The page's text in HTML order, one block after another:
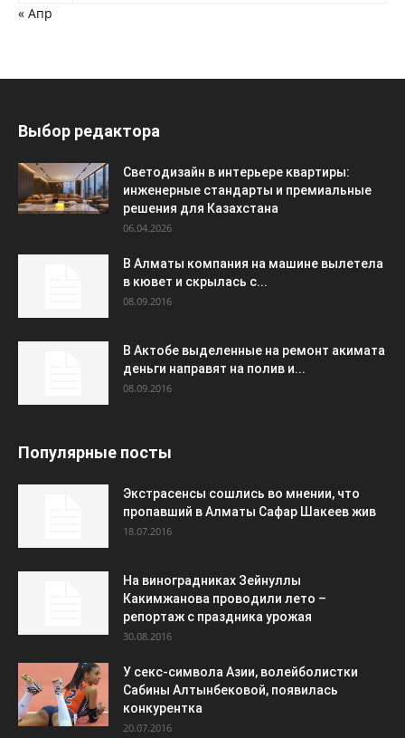
« Апр
Выбор редактора
Светодизайн в интерьере квартиры:
инженерные стандарты и премиальные
решения для Казахстана
06.04.2026
В Алматы компания на машине вылетела
в кювет и скрылась с...
08.09.2016
В Актобе выделенные на ремонт акимата
деньги направят на полив и...
08.09.2016
Популярные посты
Экстрасенсы сошлись во мнении, что
пропавший в Алматы Сафар Шакеев жив
18.07.2016
На виноградниках Зейнуллы
Какимжанова проводили лето –
репортаж с праздника урожая
30.08.2016
У секс-символа Азии, волейболистки
Сабины Алтынбековой, появилась
конкурентка
20.07.2016